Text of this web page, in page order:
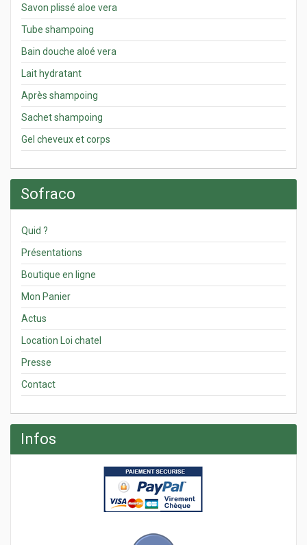
Savon plissé aloe vera
Tube shampoing
Bain douche aloé vera
Lait hydratant
Après shampoing
Sachet shampoing
Gel cheveux et corps
Sofraco
Quid ?
Présentations
Boutique en ligne
Mon Panier
Actus
Location Loi chatel
Presse
Contact
Infos